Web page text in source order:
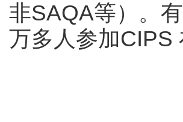
非SAQA等）。
万多人参加CIPS